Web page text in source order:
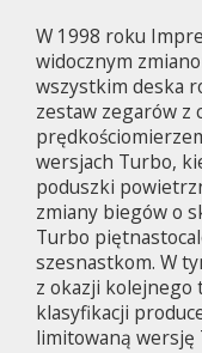
W 1998 roku
widocznym
wszystkim deska
zestaw zegarów z
wersjach Turbo,
poduszki
zmiany biegów o
Turbo
szesnastkom. W
z okazji kolejnego
klasyfikacji
limitowaną wersję